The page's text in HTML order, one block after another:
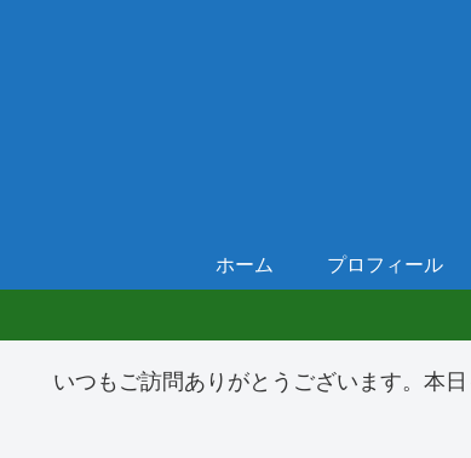
ホーム プロフィール
いつもご訪問ありがとうございます。本